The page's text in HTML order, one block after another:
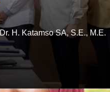
H. Katamso SA, S.E., M.E.